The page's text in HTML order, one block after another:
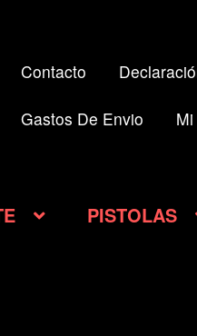
Contacto
Gastos De Envio
PISTOLAS